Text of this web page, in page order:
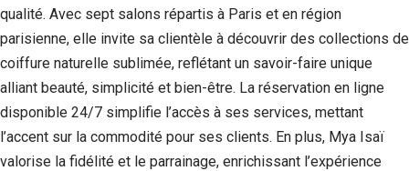
qualité. Avec sept salons répartis à Paris et en région
parisienne, elle invite sa clientèle à découvrir des collections de
coiffure naturelle sublimée, reflétant un savoir-faire unique
alliant beauté, simplicité et bien-être. La réservation en ligne
disponible 24/7 simplifie l’accès à ses services, mettant
l’accent sur la commodité pour ses clients. En plus, Mya Isaï
valorise la fidélité et le parrainage, enrichissant l’expérience